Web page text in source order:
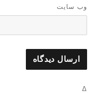
وب‌ سایت
Δ